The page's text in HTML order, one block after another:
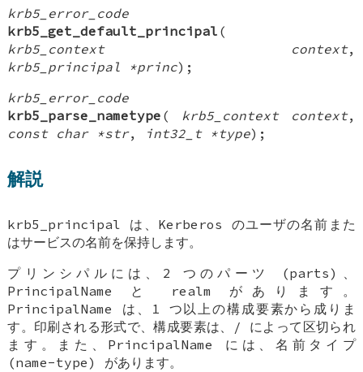
krb5_error_code
krb5_get_default_principal (
krb5_context context,
krb5_principal *princ);
krb5_error_code
krb5_parse_nametype ( krb5_context context,
const char *str, int32_t *type);
解説
krb5_principal は、Kerberos のユーザの名前また
はサービスの名前を保持します。
プリンシパルには、2 つのパーツ (parts)、
PrincipalName
と realm
があります。
PrincipalName は、1 つ以上の構成要素から成りま
す。印刷される形式で、構成要素は、/ によって区切られ
ます。また、PrincipalName には、名前タイプ
(name-type) があります。